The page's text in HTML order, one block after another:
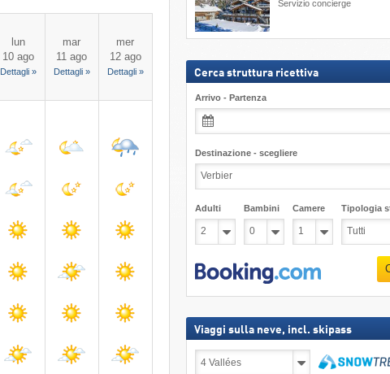
lun
10 ago
Dettagli »
mar
11 ago
Dettagli »
mer
12 ago
Dettagli »
Servizio concierge
Cerca struttura ricettiva
Arrivo - Partenza
Destinazione - scegliere
Adulti Bambini Camere Tipologia
Viaggi sulla neve, incl. skipass
sulla